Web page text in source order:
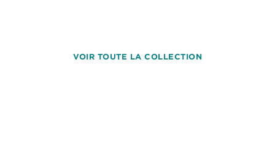
VOIR TOUTE LA COLLECTION